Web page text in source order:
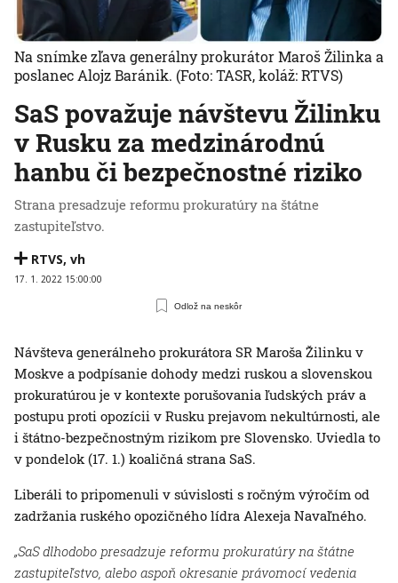
SaS považuje návštevu Žilinku
v Rusku za medzinárodnú
hanbu či bezpečnostné riziko
Strana presadzuje reformu prokuratúry na štátne
zastupiteľstvo.
RTVS, vh
17. 1. 2022 15:00:00
Odlož na neskôr
Na snímke zľava generálny prokurátor Maroš Žilinka a
poslanec Alojz Baránik. (Foto: TASR, koláž: RTVS)
Návšteva generálneho prokurátora SR Maroša Žilinku v
Moskve a podpísanie dohody medzi ruskou a slovenskou
prokuratúrou je v kontexte porušovania ľudských práv a
postupu proti opozícii v Rusku prejavom nekultúrnosti, ale
i štátno-bezpečnostným rizikom pre Slovensko. Uviedla to
v pondelok (17. 1.) koaličná strana SaS.
Liberáli to pripomenuli v súvislosti s ročným výročím od
zadržania ruského opozičného lídra Alexeja Navaľného.
„SaS dlhodobo presadzuje reformu prokuratúry na štátne
zastupiteľstvo, alebo aspoň okresanie právomocí vedenia